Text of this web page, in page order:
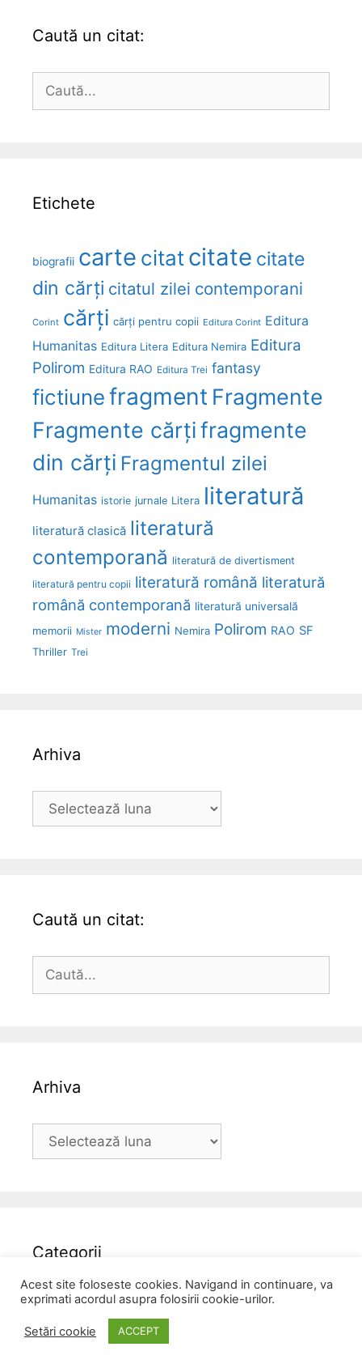
Caută un citat:
Caută
Etichete
biografii carte citatcitate citate
din cărți citatul zilei contemporani
Corint cărți cărți pentru copii Editura Corint Editura
Humanitas Editura Litera Editura Nemira Editura
Polirom Editura RAO Editura Trei fantasy
fictiunefragment Fragmente
Fragmente cărțifragmente
din cărți Fragmentul zilei
Humanitas istorie jurnale Litera literatură
literatură clasică literatură
contemporană literatură de divertisment
literatură pentru copii literatură română literatură
română contemporană literatură universală
memorii Mister moderni Nemira Polirom RAO SF
Thriller Trei
Arhiva
Arhiva
Caută un citat:
Caută
Arhiva
Arhiva
Categorii
Concursuri
Nepublicate
Recomandarea lunii
Acest site foloseste cookies. Navigand in continuare, va
exprimati acordul asupra folosirii cookie-urilor.
Setări cookie ACCEPT